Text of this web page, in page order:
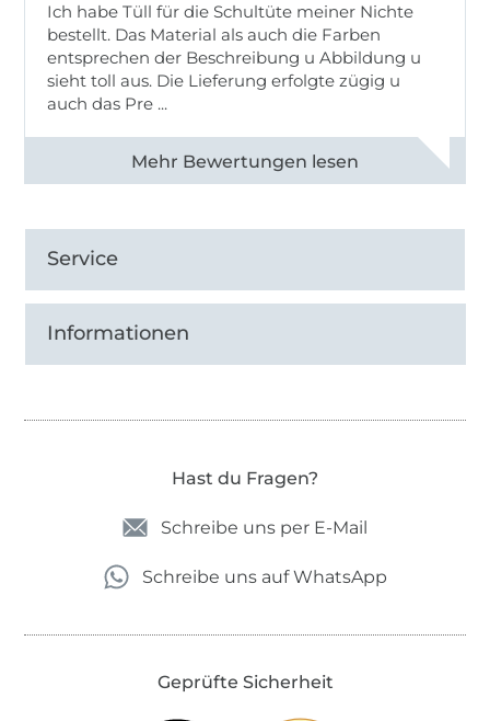
Ich habe Tüll für die Schultüte meiner Nichte
bestellt. Das Material als auch die Farben
entsprechen der Beschreibung u Abbildung u
sieht toll aus. Die Lieferung erfolgte zügig u
auch das Pre ...
Alle 82950 Bewertungen ansehen
Service
Informationen
Hast du Fragen?
Schreibe uns per E-Mail
Schreibe uns auf WhatsApp
Geprüfte Sicherheit